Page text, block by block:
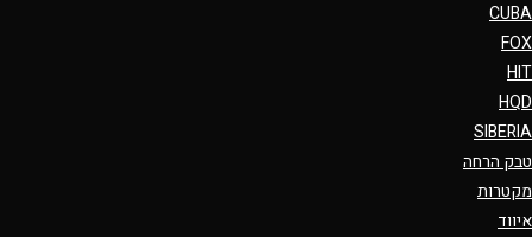
CUBA
FOX
HIT
HQD
SIBERIA
טבק הרחה
מקטרות
איווד